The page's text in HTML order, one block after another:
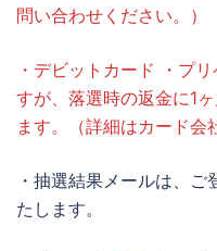
問い合わせください。）
・デビットカード ・プ
すが、落選時の返金に1
ます。（詳細はカード会
・抽選結果メールは、
たします。